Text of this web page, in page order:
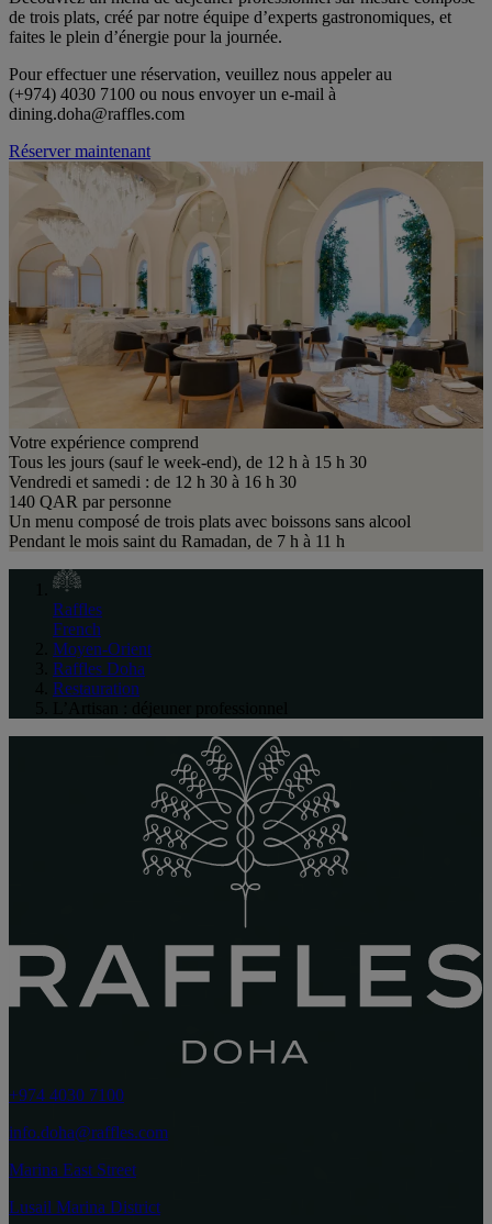
de trois plats, créé par notre équipe d’experts gastronomiques, et
faites le plein d’énergie pour la journée.
Pour effectuer une réservation, veuillez nous appeler au
(+974) 4030 7100 ou nous envoyer un e-mail à
dining.doha@raffles.com
Réserver maintenant
Votre expérience comprend
Tous les jours (sauf le week-end), de 12 h à 15 h 30
Vendredi et samedi : de 12 h 30 à 16 h 30
140 QAR par personne
Un menu composé de trois plats avec boissons sans alcool
Pendant le mois saint du Ramadan, de 7 h à 11 h
Raffles
French
Moyen-Orient
Raffles Doha
Restauration
+974 4030 7100
info.doha@raffles.com
Marina East Street
Lusail Marina District